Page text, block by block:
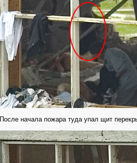
После начала пожара туда упал щит